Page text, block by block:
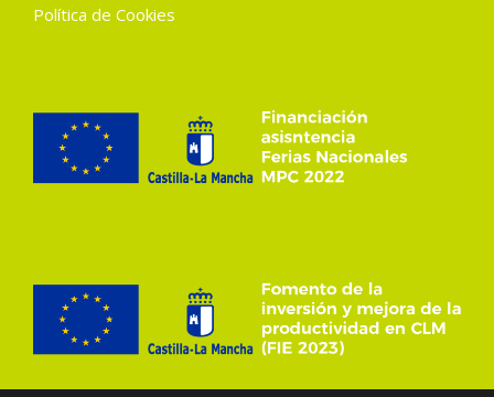
Política de Cookies